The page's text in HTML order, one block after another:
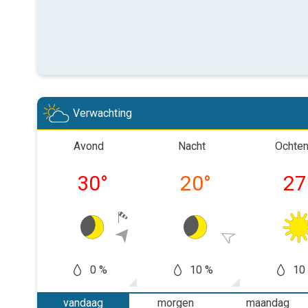
Verwachting
Avond
30°
0 %
Nacht
20°
10 %
27
10
vandaag
morgen
maandag